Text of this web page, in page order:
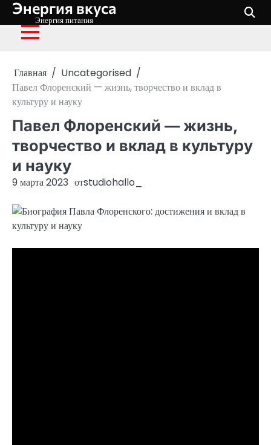
Перейти
содержимому
Энергия вкуса
Энергия питания
Главная
Uncategorised
Павел Флоренский — жизнь, творчество и вклад в
культуру и науку
Павел Флоренский — жизнь,
творчество и вклад в культуру
и науку
9 марта 2023 отstudiohallo_